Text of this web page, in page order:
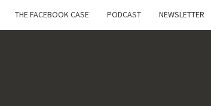
THE FACEBOOK CASE PODCAST NEWSLETTER